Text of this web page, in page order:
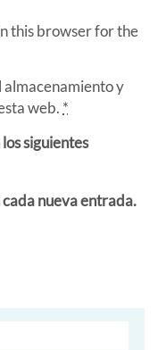
this browser for the
almacenamiento y
web. *
siguientes
nueva entrada.